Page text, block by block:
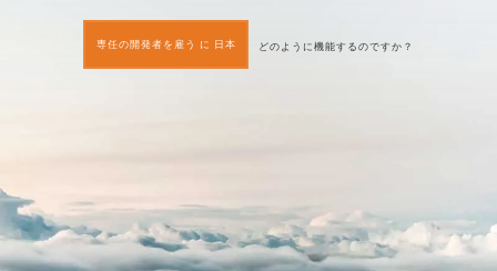
専任の開発者を雇う に 日本 どのように機能するのですか？